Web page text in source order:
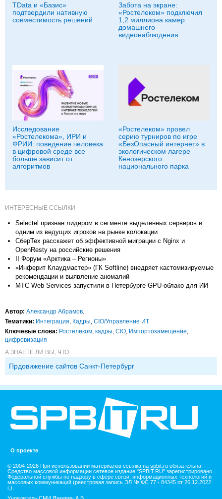
TData и «Базис»
подтвердили нативную
совместимость решений
Забота на экране:
«Ростелеком» подключил
1,2 миллиона камер
домашнего
видеонаблюдения
Исследование
«Ростелекома», ИРИ и
ФРИИ: поведение человека
в цифровой среде все
больше зависит от
алгоритмов
«Ростелеком» провел
серию турниров по игре
«БезОпасный интернет» в
экологическом лагере
Кенозерского
национального парка
ИНТЕРЕСНЫЕ ССЫЛКИ
Selectel признан лидером в сегменте выделенных серверов и
одним из ведущих игроков на рынке колокации
СберТех расскажет об эффективной миграции с Nginx и
OpenResty на российские решения
II Форум «Арктика – Регионы»
«Инферит Клаудмастер» (ГК Softline) внедряет кастомизируемые
рекомендации и выявление аномалий
МТС Web Services запустили в Петербурге GPU-облако для ИИ
Автор: Александр Абрамов.
Тематики: Интеграция, Кадры, CIO/Управление ИТ
Ключевые слова: Ростелеком, кадры, CIO, Импорто­замещение,
цифровизация
А ЗНАЕТЕ ЛИ ВЫ, ЧТО:
Прдовижение сайтов Санкт-Петербург
О проекте
© 2004-2026 При использовании материалов ссылка на spbit.ru обязательна
Средство массовой информации сетевое издание "SPBIT.RU" зарегистрировано
Федеральной службы по надзору в сфере связи, информационных технологий и
массовых коммуникаций (реестровая запись ЭЛ № ФС 77 - 84345 от 26.12.2022
г.).